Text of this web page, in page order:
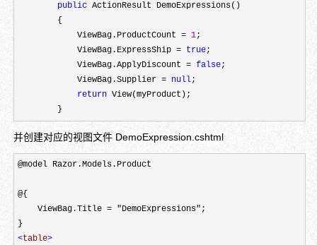
public ActionResult DemoExpressions()
        {
            ViewBag.ProductCount
= 1;
            ViewBag.ExpressShip
= true;
            ViewBag.ApplyDiscount
= false;
            ViewBag.Supplier
= null;
return View(myProduct);
        }
并创建对应的视图文件 DemoExpression.cshtml
@model Razor.Models.Product
@{
    ViewBag.Title = "DemoExpressions";
<table>